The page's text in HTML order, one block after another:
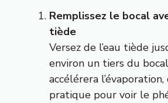
Remplissez le bocal
tiède
Versez de l’eau tiède
environ un tiers du
accélérera
pratique pour voir le